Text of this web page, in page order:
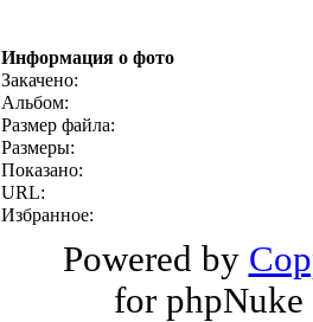
Информация о фото
Закачено:
Альбом:
Размер файла:
Размеры:
Показано:
URL:
Избранное:
Powered by
for